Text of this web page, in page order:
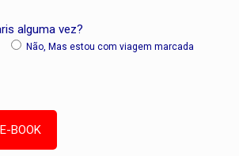
alguma vez?
Não, Mas estou com viagem marcada